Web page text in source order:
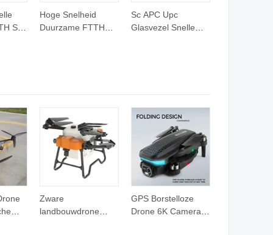
Sc
Hoge Snelheid
Duurzame FTTH
Sc APC Upc
Glasvezel Snelle
Zware
landbouwdrone
GPS Borstelloze
Drone 6K Camera